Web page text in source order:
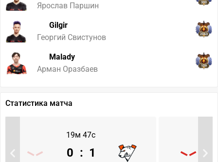
Ярослав Паршин
300
Gilgir
Георгий Свистунов
2063
Malady
Арман Оразбаев
109
Статистика матча
19м 47с
0 : 1